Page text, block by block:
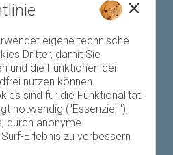
eigene technische
Dritter, damit Sie
und die Funktionen der
nutzen können.
sind für die Funktionalität
notwendig ("Essenziell"),
durch anonyme
Erlebnis zu verbessern